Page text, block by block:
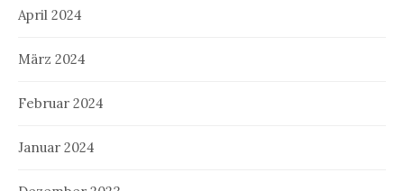
April 2024
März 2024
Februar 2024
Januar 2024